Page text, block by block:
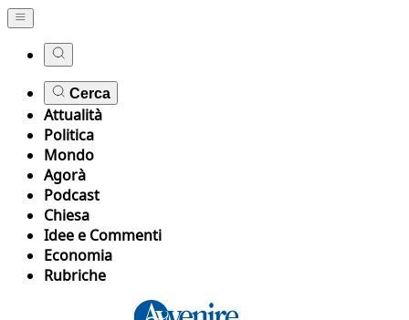
Cerca
Attualità
Politica
Mondo
Agorà
Podcast
Chiesa
Idee e Commenti
Economia
Rubriche